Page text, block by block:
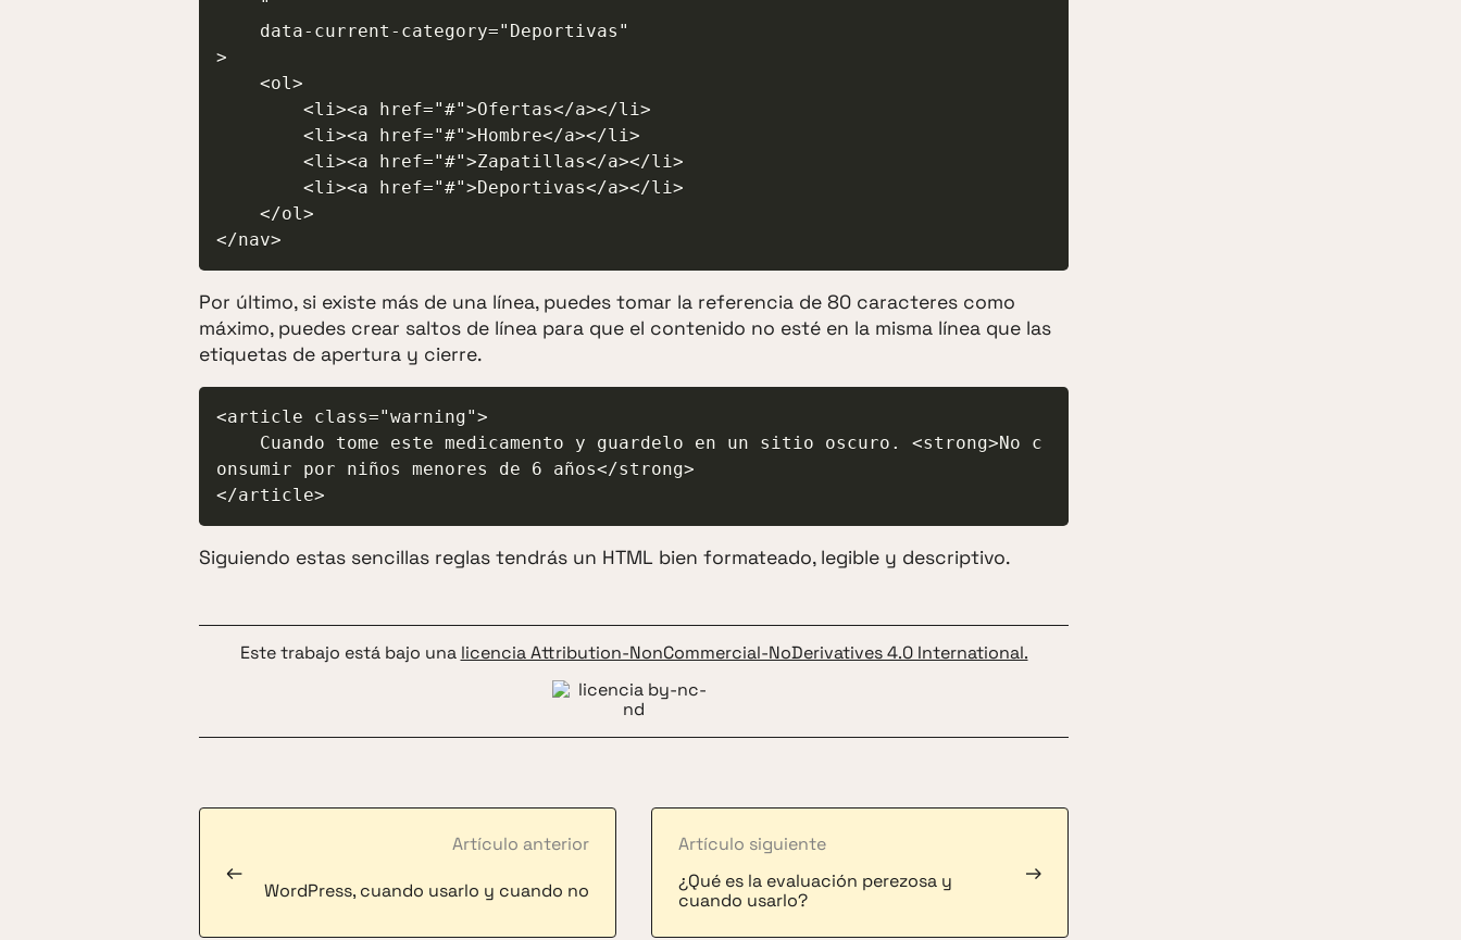
>
Por último, si existe más de una línea, puedes tomar la referencia de 80 caracteres como
máximo, puedes crear saltos de línea para que el contenido no esté en la misma línea que las
etiquetas de apertura y cierre.
<article class="warning">
onsumir por niños menores de 6 años</strong>
</article>
Siguiendo estas sencillas reglas tendrás un HTML bien formateado, legible y descriptivo.
Este trabajo está bajo una licencia Attribution-NonCommercial-NoDerivatives 4.0 International.
Artículo anterior
WordPress, cuando usarlo y cuando no
←
Artículo siguiente
¿Qué es la evaluación perezosa y
cuando usarlo?
→